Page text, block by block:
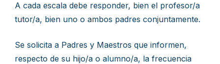
A cada escala debe responder, bien el profesor/a
tutor/a, bien uno o ambos padres conjuntamente.
Se solicita a Padres y Maestros que informen,
respecto de su hijo/a o alumno/a, la frecuencia